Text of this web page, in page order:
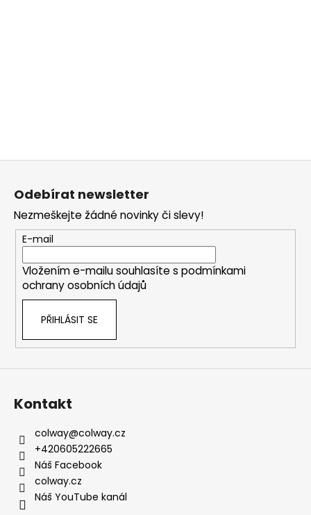
Z
Odebírat newsletter
Nezmeškejte žádné novinky či slevy!
E-mail
Vložením e-mailu souhlasíte s podmínkami
ochrany osobních údajů
PŘIHLÁSIT SE
Kontakt
colway@colway.cz
+420605222665
Náš Facebook
colway.cz
Náš YouTube kanál